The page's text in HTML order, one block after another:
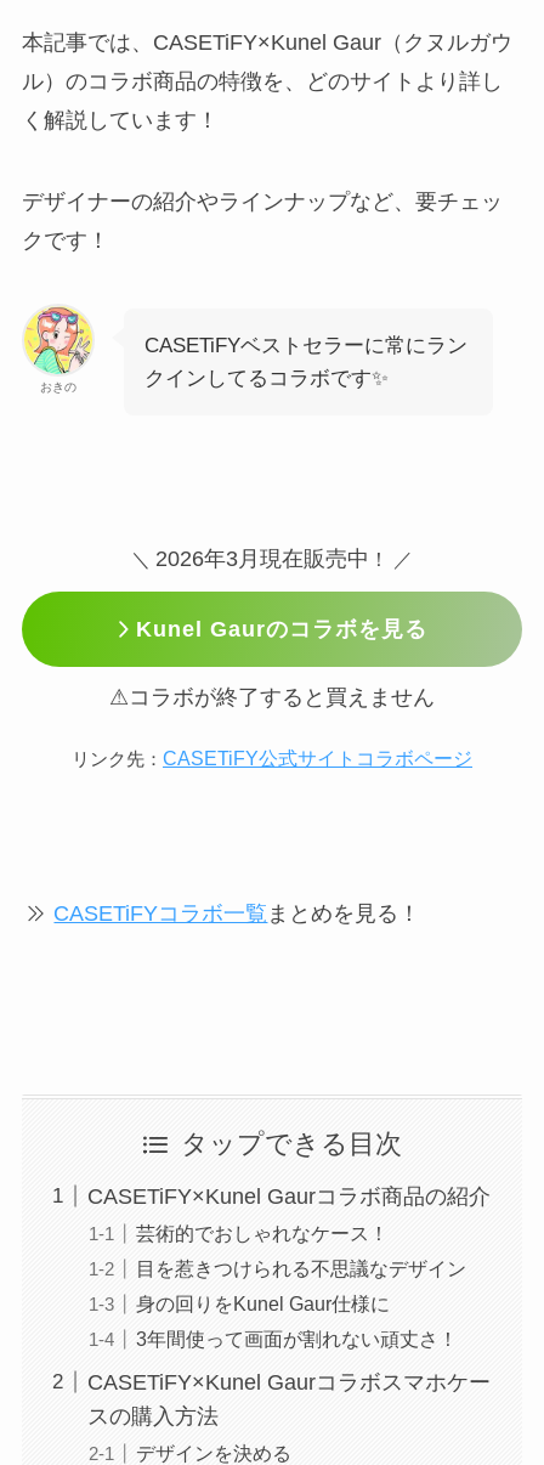
本記事では、CASETiFY×Kunel Gaur（クヌルガウ
ル）のコラボ商品の特徴を、どのサイトより詳し
く解説しています！
デザイナーの紹介やラインナップなど、要チェッ
クです！
おきの
CASETiFYベストセラーに常にラン
クインしてるコラボです✨
＼ 2026年3月現在販売中 ！ ／
Kunel Gaurのコラボを見る
⚠コラボが終了すると買えません
リンク先： CASETiFY公式サイトコラボページ
CASETiFYコラボ一覧 まとめを見る！
タップできる目次
CASETiFY×Kunel Gaurコラボ商品の紹介
芸術的でおしゃれなケース！
目を惹きつけられる不思議なデザイン
身の回りをKunel Gaur仕様に
3年間使って画面が割れない頑丈さ！
CASETiFY×Kunel Gaurコラボスマホケー
スの購入方法
デザインを決める